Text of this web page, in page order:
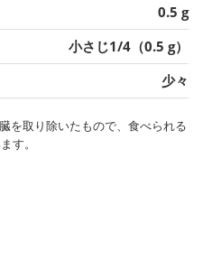
0.5 g
小さじ1/4（0.5 g）
少々
を取り除いたもので、食べられる
す。